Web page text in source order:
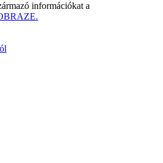
információkat a